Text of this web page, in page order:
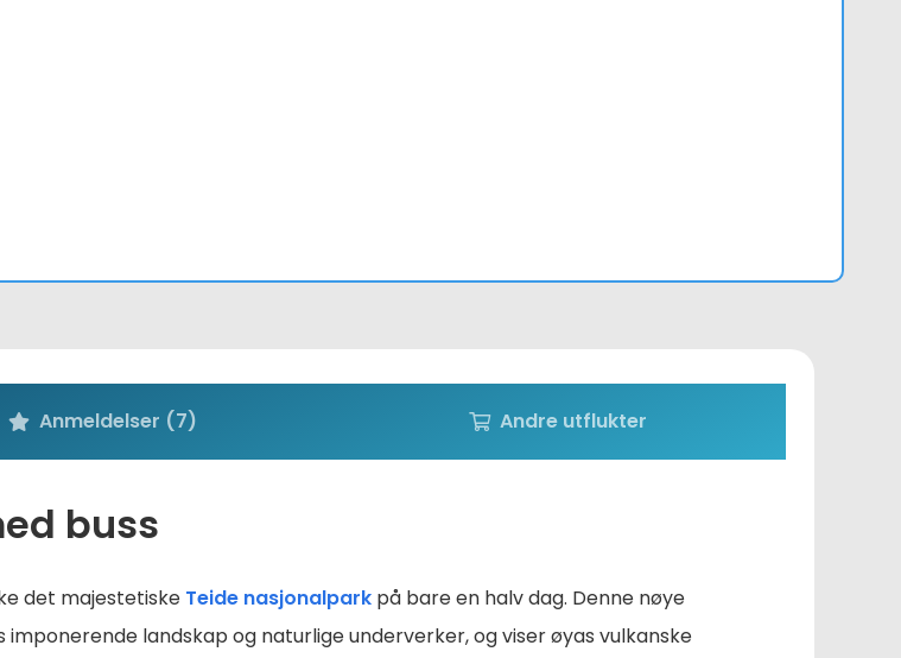
Anmeldelser (7) Andre utflukter
buss
det majestetiske Teide nasjonalpark på bare en halv dag. Denne nøye
landskap og naturlige underverker, og viser øyas vulkanske